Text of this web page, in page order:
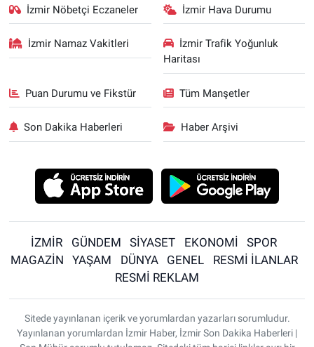
İzmir Nöbetçi Eczaneler İzmir Hava Durumu
İzmir Namaz Vakitleri
İzmir Trafik Yoğunluk
Haritası
Puan Durumu ve Fikstür Tüm Manşetler
Son Dakika Haberleri Haber Arşivi
İZMİR GÜNDEM SİYASET EKONOMİ
SPOR
MAGAZİN
YAŞAM DÜNYA GENEL
RESMİ İLANLAR
RESMİ REKLAM
Sitede yayınlanan içerik ve yorumlardan yazarları sorumludur.
Yayınlanan yorumlardan İzmir Haber, İzmir Son Dakika Haberleri |